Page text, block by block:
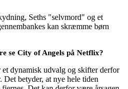
Seths "selvmord" og et
kan skræmme børn
se City of Angels på Netflix?
dynamisk udvalg og skifter derfor
Det betyder, at nye hele tiden